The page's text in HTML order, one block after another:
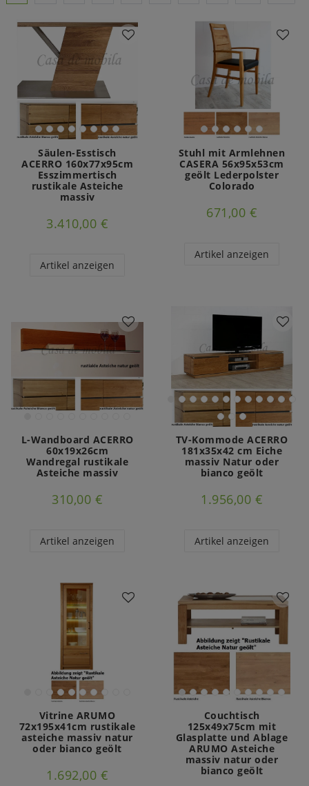
Säulen-Esstisch
ACERRO 160x77x95cm
Esszimmertisch
rustikale Asteiche
massiv
3.410,00 €
Artikel anzeigen
Stuhl mit Armlehnen
CASERA 56x95x53cm
geölt Lederpolster
Colorado
671,00 €
Artikel anzeigen
L-Wandboard ACERRO
60x19x26cm
Wandregal rustikale
Asteiche massiv
310,00 €
Artikel anzeigen
TV-Kommode ACERRO
181x35x42 cm Eiche
massiv Natur oder
bianco geölt
1.956,00 €
Artikel anzeigen
Vitrine ARUMO
72x195x41cm rustikale
asteiche massiv natur
oder bianco geölt
1.692,00 €
Couchtisch
125x49x75cm mit
Glasplatte und Ablage
ARUMO Asteiche
massiv natur oder
bianco geölt